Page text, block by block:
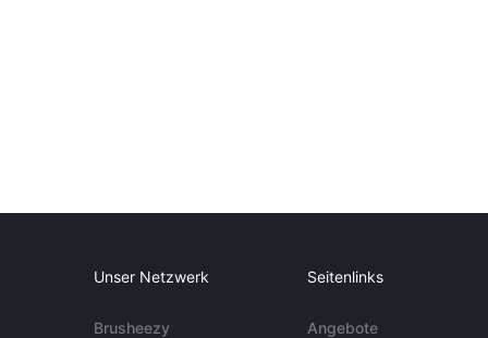
Unser Netzwerk
Brusheezy
Seitenlinks
Angebote